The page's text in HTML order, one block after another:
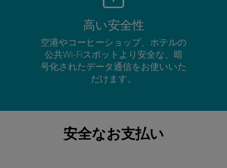
高い安全性
空港やコーヒーショップ、ホテルの
公共Wi-Fiスポットより安全な、暗
号化されたデータ通信をお使いいた
だけます。
安全なお支払い